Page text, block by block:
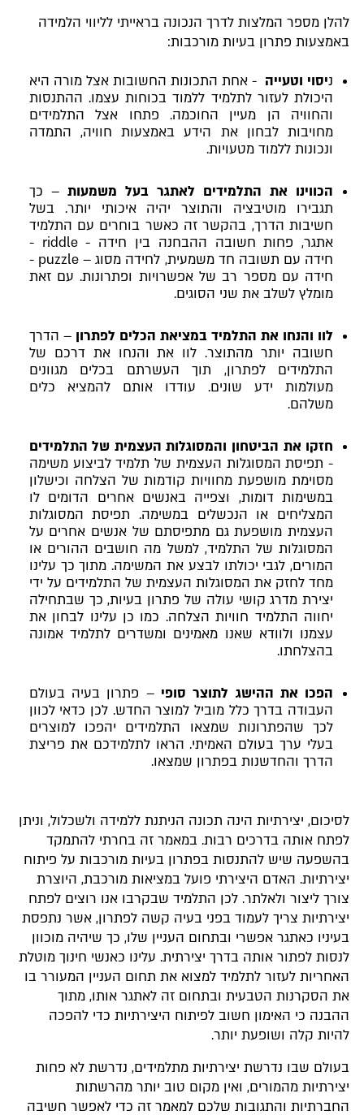
להלן מספר המלצות לדרך הנכונה בראייתי לליווי הלמידה
באמצעות פתרון בעיות מורכבות:
ניסוי וטעייה - אחת התכונות החשובות אצל מורה היא
היכולת לעזור לתלמיד ללמוד בכוחות עצמו. ההתנסות
והחוויה הן מעיין החוכמה. פתחו אצל התלמידים
מחויבות לבחון את הידע באמצעות חוויה, התמדה
ונכונות ללמוד מטעויות.
הכווינו את התלמידים לאתגר בעל משמעות – כך
תגבירו מוטיבציה והתוצר יהיה איכותי יותר. בשל
חשיבות הדרך, בהקשר זה כאשר בוחרים עם התלמיד
אתגר, פחות חשובה ההבחנה בין חידה - riddle -
חידה עם תשובה חד משמעית, לחידה מסוג – puzzle -
חידה עם מספר רב של אפשרויות ופתרונות. עם זאת
מומלץ לשלב את שני הסוגים.
לוו והנחו את התלמיד במציאת הכלים לפתרון – הדרך
חשובה יותר מהתוצר. לוו את והנחו את דרכם של
התלמידים לפתרון, תוך העשרתם בכלים מגוונים
מעולמות ידע שונים. עודדו אותם להמציא כלים
משלהם.
חזקו את הביטחון והמסוגלות העצמית של התלמידים
- תפיסת המסוגלות העצמית של תלמיד לביצוע משימה
מסוימת מושפעת מחוויות קודמות של הצלחה וכישלון
במשימות דומות, וצפייה באנשים אחרים הדומים לו
המצליחים או הנכשלים במשימה. תפיסת המסוגלות
העצמית מושפעת גם מתפיסתם של אנשים אחרים על
המסוגלות של התלמיד, למשל מה חושבים ההורים או
המורים, לגבי יכולתו לבצע את המשימה. מתוך כך עלינו
מחד לחזק את המסוגלות העצמית של התלמידים על ידי
יצירת מדרג קושי עולה של פתרון בעיות, כך שבתחילה
יחווה התלמיד חוויות הצלחה. כמו כן עלינו לבחון את
עצמנו ולוודא שאנו מאמינים ומשדרים לתלמיד אמונה
בהצלחתו.
הפכו את ההישג לתוצר סופי – פתרון בעיה בעולם
העבודה בדרך כלל מוביל למוצר החדש. לכן כדאי לכוון
לכך שהפתרונות שמצאו התלמידים יהפכו למוצרים
בעלי ערך בעולם האמיתי. הראו לתלמידכם את פריצת
הדרך והחדשנות בפתרון שמצאו.
לסיכום, יצירתיות הינה תכונה הניתנת ללמידה ולשכלול, וניתן
לפתח אותה בדרכים רבות. במאמר זה בחרתי להתמקד
בהשפעה שיש להתנסות בפתרון בעיות מורכבות על פיתוח
יצירתיות. האדם היצירתי פועל במציאות מורכבת, היוצרת
צורך ליצור ולאלתר. לכן התלמיד שבקרבו אנו רוצים לפתח
יצירתיות צריך לעמוד בפני בעיה קשה לפתרון, אשר נתפסת
בעיניו כאתגר אפשרי ובתחום העניין שלו, כך שיהיה מוכוון
לנסות לפתור אותה בדרך יצירתית. עלינו כאנשי חינוך מוטלת
האחריות לעזור לתלמיד למצוא את תחום העניין המעורר בו
את הסקרנות הטבעית ובתחום זה לאתגר אותו, מתוך
ההבנה כי האימון חשוב לפיתוח היצירתיות כדי להפכה
להיות קלה ושופעת יותר.
בעולם שבו נדרשת יצירתיות מתלמידים, נדרשת לא פחות
יצירתיות מהמורים, ואין מקום טוב יותר מהרשתות
החברתיות והתגובות שלכם למאמר זה כדי לאפשר חשיבה